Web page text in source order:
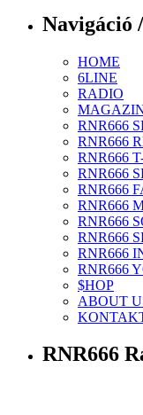
Navigáció
HOME
6LINE
RADIO
RNR666
RNR666
RNR666
RNR666
RNR666
RNR666
RNR666
RNR666
RNR666
RNR666
$HOP
ABOUT
RNR666